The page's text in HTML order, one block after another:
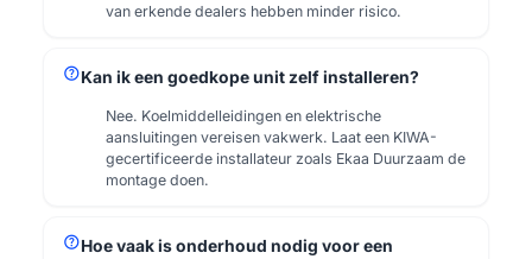
van erkende dealers hebben minder risico.
helpKan ik een goedkope unit zelf installeren?
Nee. Koelmiddelleidingen en elektrische
aansluitingen vereisen vakwerk. Laat een KIWA-
gecertificeerde installateur zoals Ekaa Duurzaam de
montage doen.
helpHoe vaak is onderhoud nodig voor een